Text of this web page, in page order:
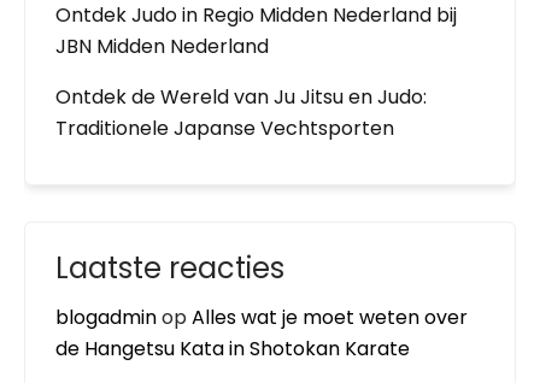
Ontdek Judo in Regio Midden Nederland bij
JBN Midden Nederland
Ontdek de Wereld van Ju Jitsu en Judo:
Traditionele Japanse Vechtsporten
Laatste reacties
blogadminopAlles wat je moet weten over
de Hangetsu Kata in Shotokan Karate